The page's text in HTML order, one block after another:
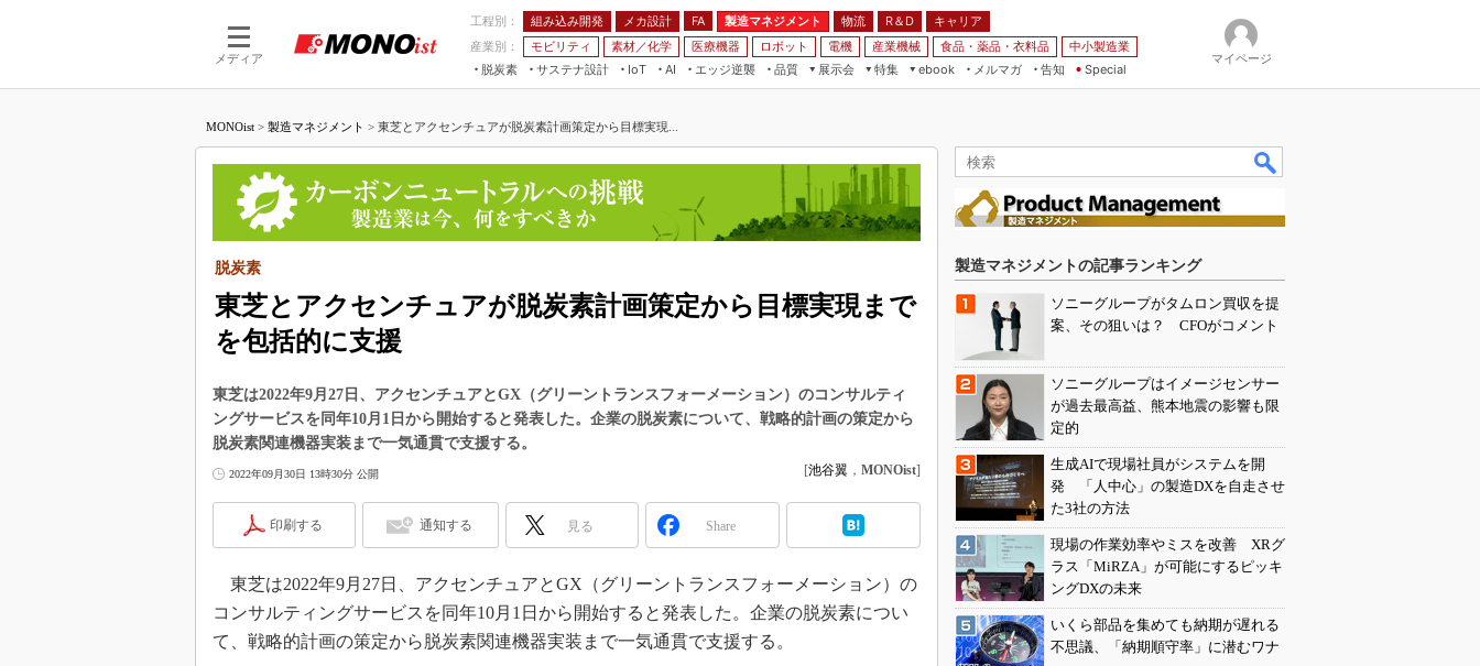
メディア
工程別： 組み込み開発 メカ設計 FA 製造マネジメント 物流 R＆D
キャリア
産業別：
モビリティ 素材／化学 医療機器 ロボット 電機 産業機械 食品・薬品・衣料品
中小製造業
脱炭素
サステナ設計
IoT
つながる工場
つながるサービス
AI
AI×設備保全
Physical AI
エッジ逆襲 品質
展示会
JIMTOF
組込み/エッジ コンピューティング
展＆IoT/5Gソリューション展
国際ロボット展
TECHNO-FRONTIER
EdgeTech+
産業オープンネット展
特集
つながるクルマ
5G
フィールドサービス
組み込み画像技術
車載ソフト開発
3Dプリンタ
デジタルツインとCAE
インダストリー4.0
イノベーション
ebook
製造マネジメント
FA
モビリティ
メルマガ
告知 Special
マイページ
MONOist > 製造マネジメント > 東芝とアクセンチュアが脱炭素計画策定から目標実現...
東芝とアクセンチュアが脱炭素計画策定から目標実現まで
を包括的に支援
脱炭素
東芝は2022年9月27日、アクセンチュアとGX（グリーントランスフォーメーション）のコンサルティ
ングサービスを同年10月1日から開始すると発表した。企業の脱炭素について、戦略的計画の策定から
脱炭素関連機器実装まで一気通貫で支援する。
2022年09月30日 13時30分 公開 [池谷翼 ， MONOist]
印刷する 通知する 見る Share
東芝は2022年9月27日、アクセンチュアとGX（グリーントランスフォーメーション）の
コンサルティングサービスを同年10月1日から開始すると発表した。企業の脱炭素につい
て、戦略的計画の策定から脱炭素関連機器実装まで一気通貫で支援する。
製造マネジメントの記事ランキング
ソニーグループがタムロン買収を提
案、その狙いは？ CFOがコメント
ソニーグループはイメージセンサー
が過去最高益、熊本地震の影響も限
定的
生成AIで現場社員がシステムを開
発 「人中心」の製造DXを自走させ
た3社の方法
現場の作業効率やミスを改善 XRグ
ラス「MiRZA」が可能にするピッキ
ングDXの未来
いくら部品を集めても納期が遅れる
不思議、「納期順守率」に潜むワナ